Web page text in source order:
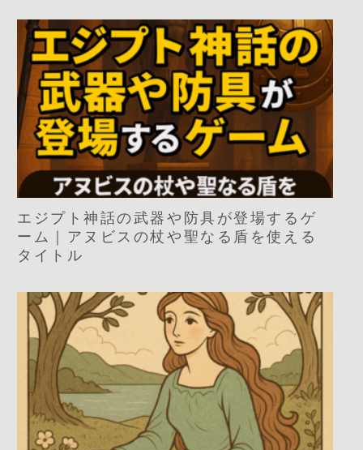
エジプト神話の武器や防具が登場するゲ
ーム｜アヌビスの杖や聖なる盾を使える
タイトル